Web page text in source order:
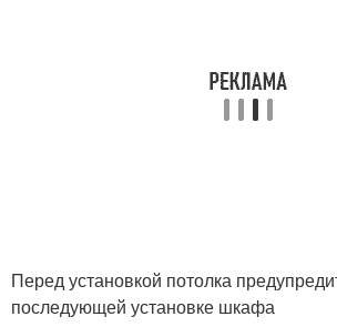
Перед установкой потолка
последующей установке шкафа